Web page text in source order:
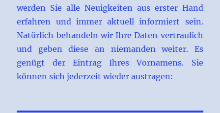
werden Sie alle Neuigkeiten aus erster Hand
erfahren und immer aktuell informiert sein.
Natürlich behandeln wir Ihre Daten vertraulich
und geben diese an niemanden weiter. Es
genügt der Eintrag Ihres Vornamens. Sie
können sich jederzeit wieder austragen: